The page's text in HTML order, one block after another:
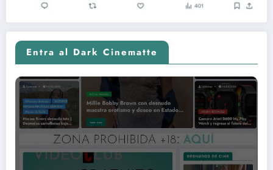
Entra al Dark Cinematte